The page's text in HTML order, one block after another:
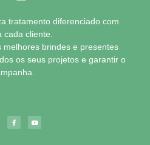
tratamento diferenciado com
cliente.
melhores brindes e presentes
os seus projetos e garantir o